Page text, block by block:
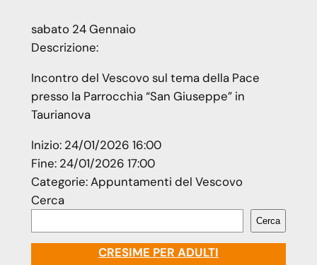
sabato 24Gennaio
Descrizione:
Incontro del Vescovo sul tema della Pace
presso la Parrocchia “San Giuseppe” in
Taurianova
Inizio: 24/01/2026 16:00
Fine: 24/01/2026 17:00
Categorie:Appuntamenti del Vescovo
Cerca
Cerca
CRESIME PER ADULTI